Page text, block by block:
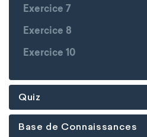
Exercice 7
Exercice 8
Exercice 10
Quiz
Base de Connaissances